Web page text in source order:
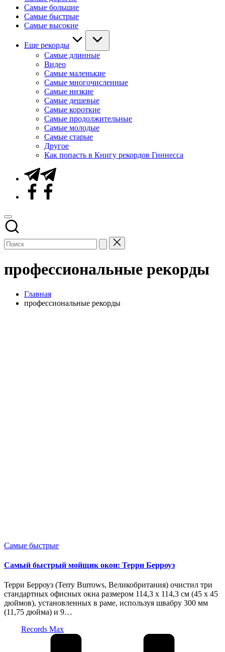
Самые большие
Самые быстрые
Самые высокие
Еще рекорды
Самые длинные
Видео
Самые маленькие
Самые многочисленные
Самые низкие
Самые дешевые
Самые короткие
Самые продолжительные
Самые молодые
Самые старые
Другое
Как попасть в Книгу рекордов Гиннесса
Telegram
Facebook
профессиональные рекорды
Главная
профессиональные рекорды
Опубликовано
Самые быстрые
Самый быстрый мойщик окон: Терри Берроуз
Терри Берроуз (Terry Burrows, Великобритания) очистил три
стандартных офисных окна размером 114,3 х 114,3 см (45 х 45
дюймов), установленных в раме, используя швабру 300 мм
(11,75 дюйма) и 9…
Records Max